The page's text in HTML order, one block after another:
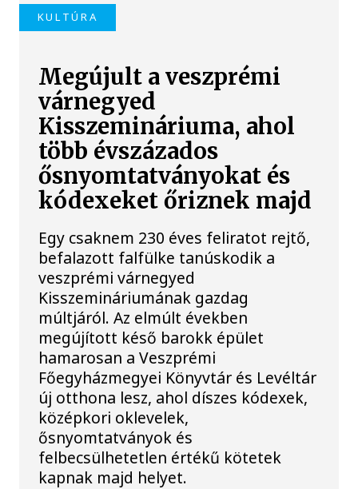
KULTÚRA
Megújult a veszprémi
várnegyed
Kisszemináriuma, ahol
több évszázados
ősnyomtatványokat és
kódexeket őriznek majd
Egy csaknem 230 éves feliratot rejtő,
befalazott falfülke tanúskodik a
veszprémi várnegyed
Kisszemináriumának gazdag
múltjáról. Az elmúlt években
megújított késő barokk épület
hamarosan a Veszprémi
Főegyházmegyei Könyvtár és Levéltár
új otthona lesz, ahol díszes kódexek,
középkori oklevelek,
ősnyomtatványok és
felbecsülhetetlen értékű kötetek
kapnak majd helyet.